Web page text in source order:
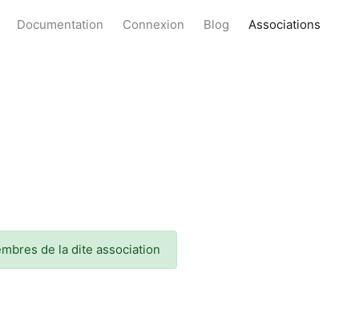
Documentation Connexion Blog Associations
de la dite association